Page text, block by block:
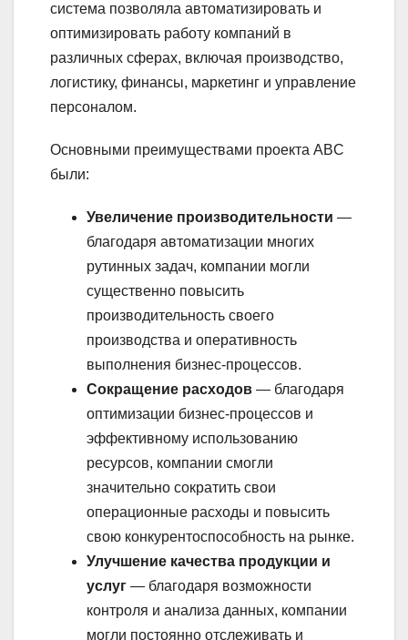
система позволяла автоматизировать и
оптимизировать работу компаний в
различных сферах, включая производство,
логистику, финансы, маркетинг и управление
персоналом.
Основными преимуществами проекта ABC
были:
Увеличение производительности —
благодаря автоматизации многих
рутинных задач, компании могли
существенно повысить
производительность своего
производства и оперативность
выполнения бизнес-процессов.
Сокращение расходов — благодаря
оптимизации бизнес-процессов и
эффективному использованию
ресурсов, компании смогли
значительно сократить свои
операционные расходы и повысить
свою конкурентоспособность на рынке.
Улучшение качества продукции и
услуг — благодаря возможности
контроля и анализа данных, компании
могли постоянно отслеживать и